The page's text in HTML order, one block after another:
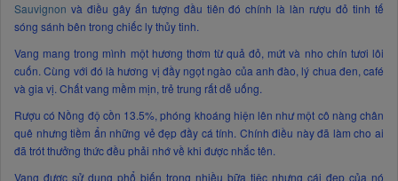
Sauvignon và điều gây ấn tượng đầu tiên đó chính là làn rượu đỏ tinh tế
sóng sánh bên trong chiếc ly thủy tinh.
Vang mang trong mình một hương thơm từ quả đỏ, mứt và nho chín tươi lôi
cuốn. Cùng với đó là hương vị đầy ngọt ngào của anh đào, lý chua đen, café
và gia vị. Chất vang mềm mịn, trẻ trung rất dễ uống.
Rượu có Nồng độ cồn 13.5%, phóng khoáng hiện lên như một cô nàng chân
quê nhưng tiềm ẩn những vẻ đẹp đầy cá tính. Chính điều này đã làm cho ai
đã trót thưởng thức đều phải nhớ về khi được nhắc tên.
Vang được sử dụng phổ biến trong nhiều bữa tiệc nhưng cái đẹp của nó